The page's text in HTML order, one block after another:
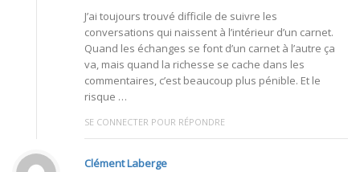
J’ai toujours trouvé difficile de suivre les
conversations qui naissent à l’intérieur d’un carnet.
Quand les échanges se font d’un carnet à l’autre ça
va, mais quand la richesse se cache dans les
commentaires, c’est beaucoup plus pénible. Et le
risque …
SE CONNECTER POUR RÉPONDRE
Clément Laberge